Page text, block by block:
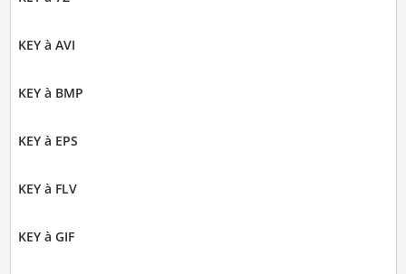
KEY à AVI
KEY à BMP
KEY à EPS
KEY à FLV
KEY à GIF